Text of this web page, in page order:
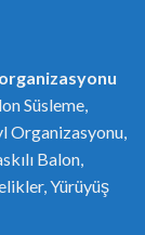
organizasyonu
Süsleme,
Organizasyonu,
Balon,
Yürüyüş